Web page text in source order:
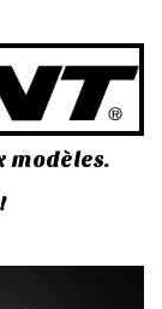
modèles.